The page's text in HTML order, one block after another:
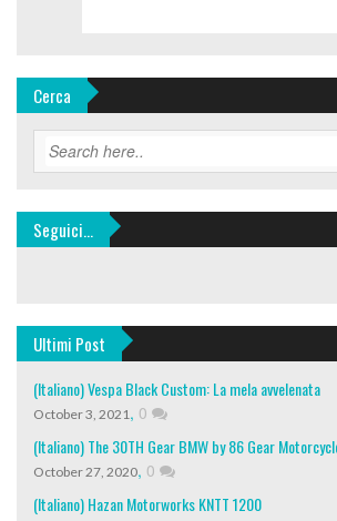
Cerca
Seguici…
Ultimi Post
(Italiano) Vespa Black Custom: La mela avvelenata
October 3, 2021 , 0
(Italiano) The 30TH Gear BMW by 86 Gear
October 27, 2020, 0
(Italiano) Hazan Motorworks KNTT 1200